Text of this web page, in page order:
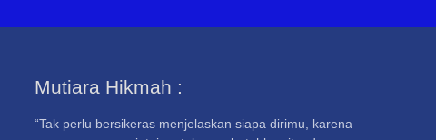
Mutiara Hikmah :
“Tak perlu bersikeras menjelaskan siapa dirimu, karena